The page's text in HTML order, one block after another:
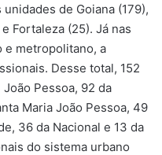
de Goiana (179),
Fortaleza (25). Já nas
e metropolitano, a
Desse total, 152
Pessoa, 92 da
Maria João Pessoa, 49
36 da Nacional e 13 da
do sistema urbano